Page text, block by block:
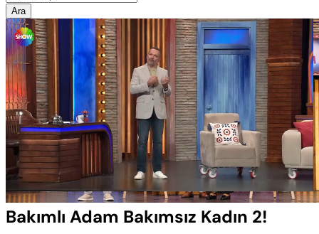
Ara
Sesi
Aç
Yüklendi:
4.54%
Oynatma
Hızı
Bakımlı Adam Bakımsız Kadın 2!